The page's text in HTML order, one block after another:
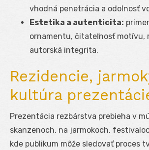
vhodná penetrácia a odolnosť
Estetika a autenticita:
ornamentu, čitateľnosť motívu,
autorská integrita.
Rezidencie,
kultúra
Prezentácia rezbárstva prebieha v
skanzenoch, na jarmokoch,
kde publikum môže sledovať proces